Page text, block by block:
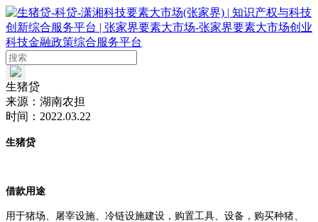
生猪贷
来源： 湖南农担
时间： 2022.03.22
生猪贷
借款用途
用于猪场、屠宰设施、冷链设施建设，购置工具、设备，购买种猪、